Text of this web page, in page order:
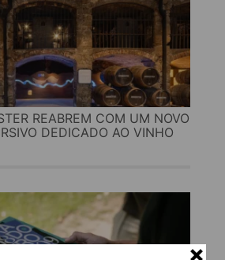
REABREM COM UM NOVO
DEDICADO AO VINHO